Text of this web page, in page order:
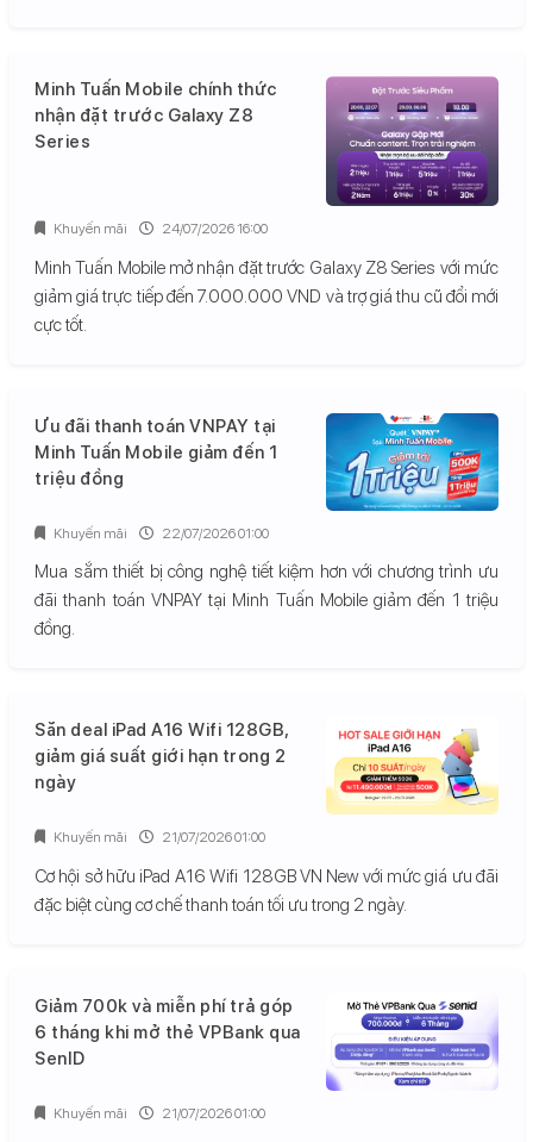
Minh Tuấn Mobile chính thức
nhận đặt trước Galaxy Z8
Series
Minh Tuấn Mobile mở nhận đặt trước Galaxy Z8 Series với mức
giảm giá trực tiếp đến 7.000.000 VND và trợ giá thu cũ đổi mới
cực tốt.
Khuyến mãi 24/07/2026 16:00
Ưu đãi thanh toán VNPAY tại
Minh Tuấn Mobile giảm đến 1
triệu đồng
Mua sắm thiết bị công nghệ tiết kiệm hơn với chương trình ưu
đãi thanh toán VNPAY tại Minh Tuấn Mobile giảm đến 1 triệu
đồng.
Khuyến mãi 22/07/2026 01:00
Săn deal iPad A16 Wifi 128GB,
giảm giá suất giới hạn trong 2
ngày
Cơ hội sở hữu iPad A16 Wifi 128GB VN New với mức giá ưu đãi
đặc biệt cùng cơ chế thanh toán tối ưu trong 2 ngày.
Khuyến mãi 21/07/2026 01:00
Giảm 700k và miễn phí trả góp
6 tháng khi mở thẻ VPBank qua
SenID
Khuyến mãi 21/07/2026 01:00